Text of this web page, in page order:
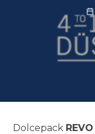
Dolcepack REVO